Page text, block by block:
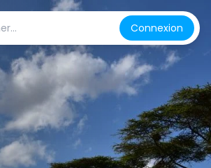
Connexion